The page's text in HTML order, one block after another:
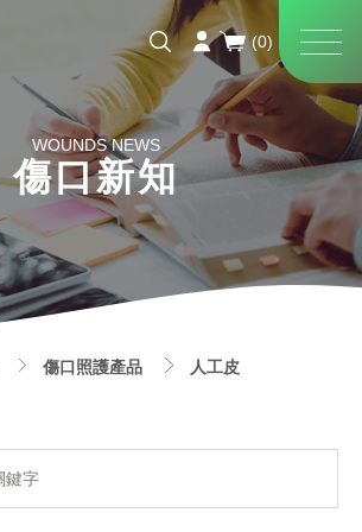
WOUNDS NEWS
傷口新知
傷口照護產品 人工皮